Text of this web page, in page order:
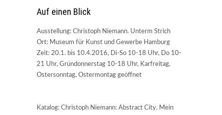
Auf einen Blick
Ausstellung: Christoph Niemann. Unterm Strich
Ort: Museum für Kunst und Gewerbe Hamburg
Zeit: 20.1. bis 10.4.2016, Di-So 10-18 Uhr, Do 10-
21 Uhr, Gründonnerstag 10-18 Uhr, Karfreitag,
Ostersonntag, Ostermontag geöffnet
Katalog: Christoph Niemann: Abstract City. Mein